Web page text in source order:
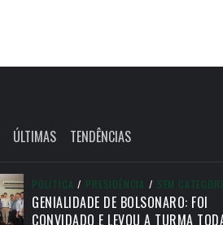
ÚLTIMAS TENDÊNCIAS
POLÍTICA / PRESIDÊNCIA / SEM
GENIALIDADE DE BOLSONARO: FOI
CONVIDADO E LEVOU A TURMA